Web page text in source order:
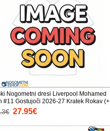
Nogometni dresi Liverpool Mohamed
#11 Gostujoči 2026-27 Kratek Rokav (+
hlače)
27.95€